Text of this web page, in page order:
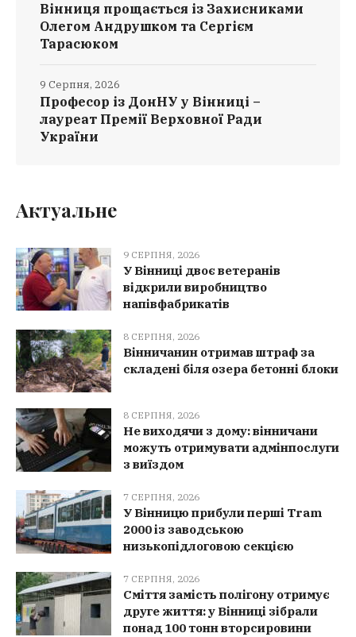
Вінниця прощається із Захисниками
Олегом Андрушком та Сергієм
Тарасюком
Професор із ДонНУ у Вінниці –
лауреат Премії Верховної Ради
України
9 Серпня, 2026
Актуальне
9 СЕРПНЯ, 2026
У Вінниці двоє ветеранів
відкрили виробництво
напівфабрикатів
8 СЕРПНЯ, 2026
Вінничанин отримав штраф за
складені біля озера бетонні блоки
8 СЕРПНЯ, 2026
Не виходячи з дому: вінничани
можуть отримувати адмінпослуги
з виїздом
7 СЕРПНЯ, 2026
У Вінницю прибули перші Tram
2000 із заводською
низькопідлоговою секцією
7 СЕРПНЯ, 2026
Сміття замість полігону отримує
друге життя: у Вінниці зібрали
понад 100 тонн вторсировини